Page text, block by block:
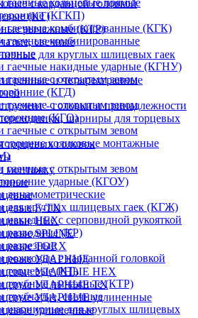
с карданной головкой
(КТ)
рычажные (КТР)
свечные
для круглых шлицевых гаек
и четырехгранные
- головки и принадлежности
шарниры для торцевых
торцевых головок
монтажку
E-TX
HEX
SPLINE
TORX
УДАРНЫЕ
УДАРНЫЕ HEX
УДАРНЫЕ TX
УДАРНЫЕ удлиненные
удлиненные
гаечные кольцевые прямые
(КГКП)
гаечные комбинированные (КГК)
гаечные комбинированные
гаечные накидные ударные (КГНУ)
гаечные с открытым зевом
(КГД)
гаечные с открытым зевом
(КГО)
гаечные с открытым зевом
коликовые монтажные
гаечные с открытым зевом
ударные (КГОУ)
динамометрические
для круглых шлицевых гаек (КГЖ)
накидные с серповидной рукояткой
разводные (КР)
разрезные
рожковые с карданной головкой
торцевые (КТ)
трубные рычажные (КТР)
трубчатые, свечные
шарнирные для круглых шлицевых